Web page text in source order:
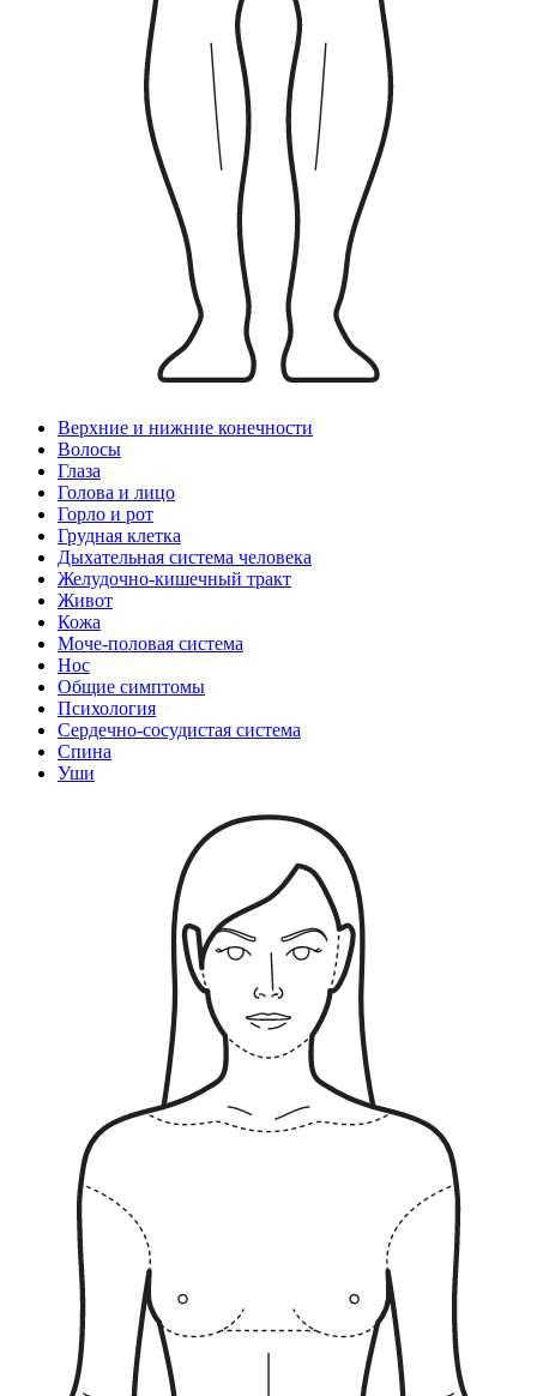
Верхние и нижние конечности
Волосы
Глаза
Голова и лицо
Горло и рот
Грудная клетка
Дыхательная система человека
Желудочно-кишечный тракт
Живот
Кожа
Моче-половая система
Нос
Общие симптомы
Психология
Сердечно-сосудистая система
Спина
Уши